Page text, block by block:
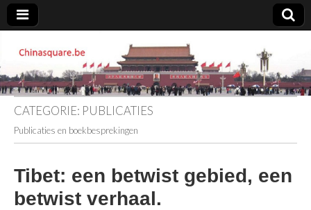
Chinasquare.be
CATEGORIE: PUBLICATIES
Publicaties en boekbesprekingen
Tibet: een betwist gebied, een
betwist verhaal.